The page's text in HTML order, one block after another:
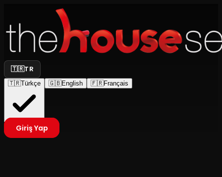
🇹🇷TR
🇹🇷Türkçe 🇬🇧English 🇫🇷Français
Giriş Yap